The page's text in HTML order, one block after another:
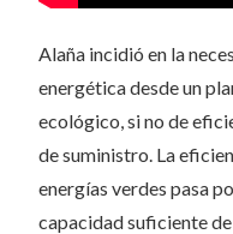
Alaña incidió en la
energética desde un
ecológico, si no de
de suministro. La
energías verdes pasa
capacidad suficiente